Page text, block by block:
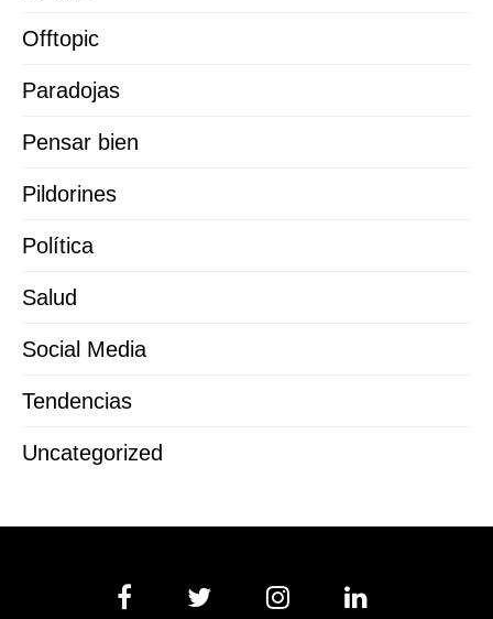
Offtopic
Paradojas
Pensar bien
Pildorines
Política
Salud
Social Media
Tendencias
Uncategorized